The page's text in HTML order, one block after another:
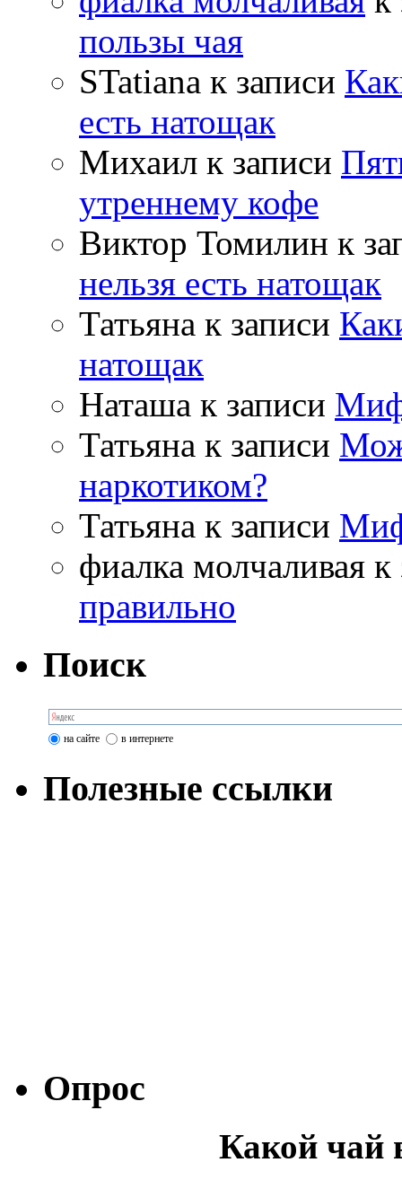
пользы чая
STatiana к записи
есть натощак
Михаил к записи
утреннему кофе
Виктор Томилин к
нельзя есть натощак
Татьяна к записи
натощак
Наташа к записи
Татьяна к записи
наркотиком?
Татьяна к записи
фиалка молчаливая к
правильно
Поиск
на сайте в интернете
Полезные ссылки
Опрос
Какой чай